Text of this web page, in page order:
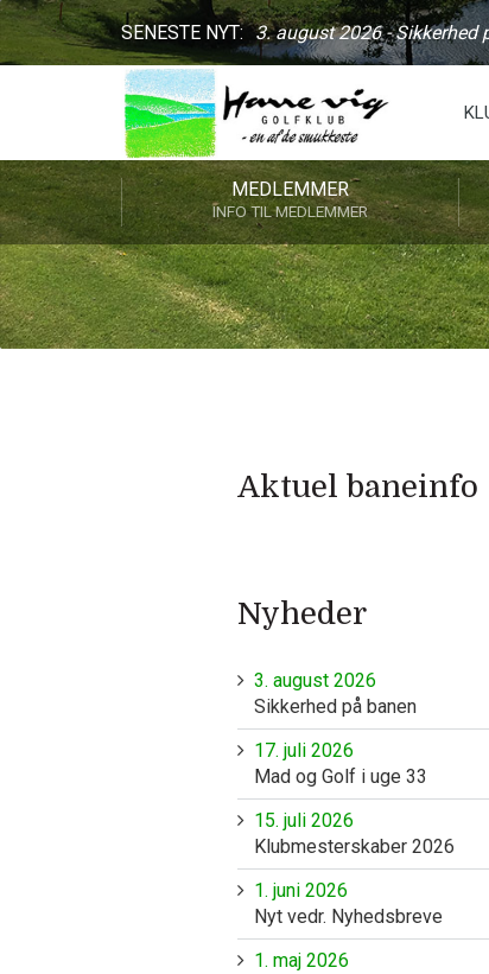
SENESTE NYT: 3. august 2026 - Sikkerhed
MEDLEMMER
INFO TIL MEDLEMMER
Aktuel baneinfo
Nyheder
3. august 2026
Sikkerhed på banen
17. juli 2026
Mad og Golf i uge 33
15. juli 2026
Klubmesterskaber 2026
1. juni 2026
Nyt vedr. Nyhedsbreve
1. maj 2026